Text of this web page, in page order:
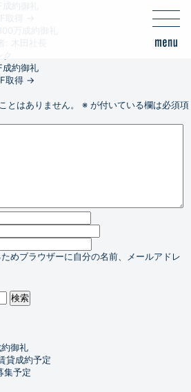
取得
万成約御礼
成約御礼
取得 →
とはありません。
※ が付いている欄は必須項
めブラウザーに自分の名前、メールアドレ
御礼
貸成約予定
集予定